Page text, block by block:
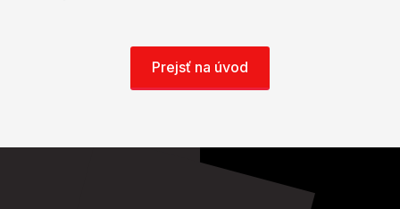
Prejsť na úvod